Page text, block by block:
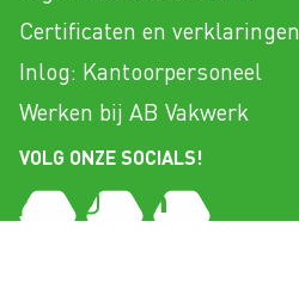
Certificaten en verklaringen
Inlog: Kantoorpersoneel
Werken bij AB Vakwerk
VOLG ONZE SOCIALS!